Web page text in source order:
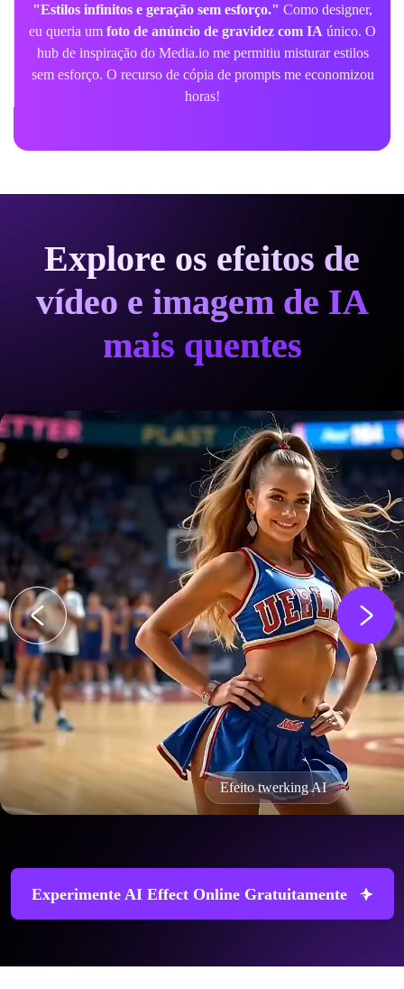
"Estilos infinitos e geração sem esforço." Como designer,
eu queria um foto de anúncio de gravidez com IA único. O
hub de inspiração do Media.io me permitiu misturar estilos
sem esforço. O recurso de cópia de prompts me economizou
horas!
Explore os efeitos de
vídeo e imagem de IA
mais quentes
Efeito twerking AI
Experimente AI Effect Online Gratuitamente